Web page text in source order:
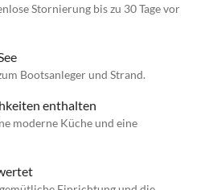
Stornierung bis zu 30 Tage vor
Bootsanleger und Strand.
enthalten
moderne Küche und eine